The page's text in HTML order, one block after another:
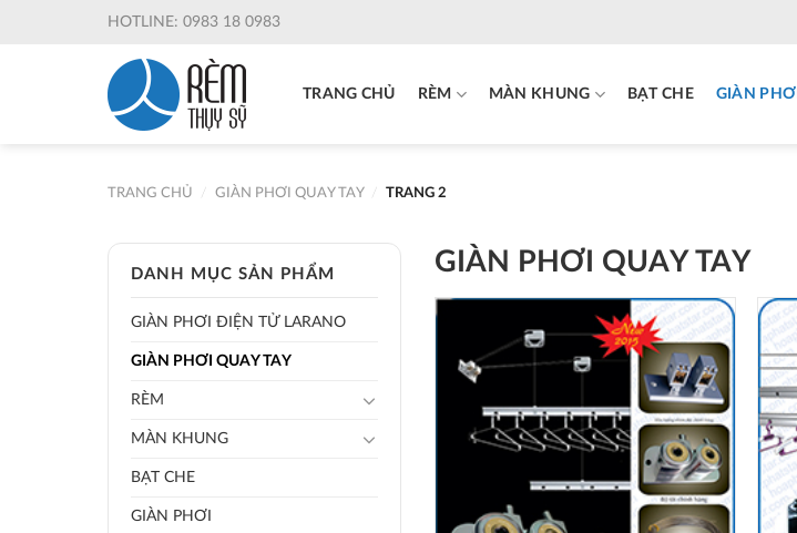
HOTLINE: 0983 18 0983
TRANG CHỦ RÈM MÀN KHUNG BẠT CHE GIÀN PHƠI
TRANG CHỦ GIÀN PHƠI QUAY TAY TRANG 2
DANH MỤC SẢN PHẨM
GIÀN PHƠI ĐIỆN TỬ LARANO
GIÀN PHƠI QUAY TAY
RÈM
MÀN KHUNG
BẠT CHE
GIÀN PHƠI
GIÀN PHƠI QUAY TAY